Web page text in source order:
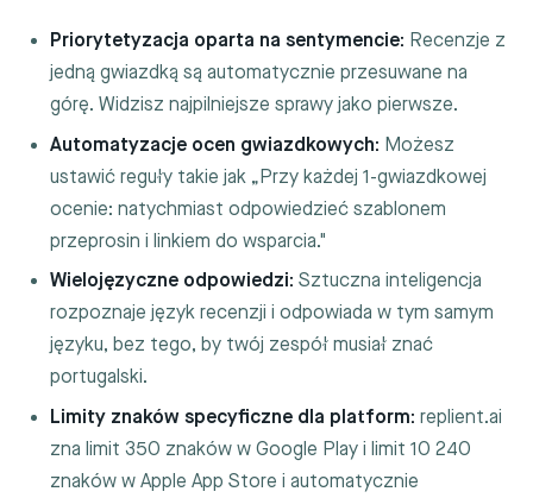
Priorytetyzacja oparta na sentymencie: Recenzje z
jedną gwiazdką są automatycznie przesuwane na
górę. Widzisz najpilniejsze sprawy jako pierwsze.
Automatyzacje ocen gwiazdkowych: Możesz
ustawić reguły takie jak „Przy każdej 1-gwiazdkowej
ocenie: natychmiast odpowiedzieć szablonem
przeprosin i linkiem do wsparcia."
Wielojęzyczne odpowiedzi: Sztuczna inteligencja
rozpoznaje język recenzji i odpowiada w tym samym
języku, bez tego, by twój zespół musiał znać
portugalski.
Limity znaków specyficzne dla platform: replient.ai
zna limit 350 znaków w Google Play i limit 10 240
znaków w Apple App Store i automatycznie